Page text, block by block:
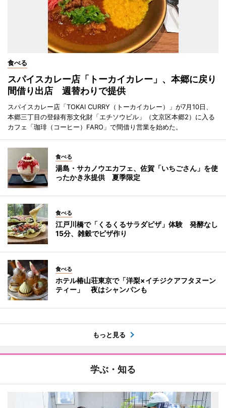
食べる
スパイスカレー店「トーカイカレー」、本郷に戻り
間借り出店 週替わりで提供
スパイスカレー店「TOKAI CURRY（トーカイカレー）」が7月10日、
本郷三丁目の登録有形文化財「エチソウビル」（文京区本郷2）に入る
カフェ「珈琲（コーヒー）FARO」で間借り営業を始めた。
食べる
湯島・サカノウエカフェ、佐賀「いちごさん」を使
ったかき氷提供 夏季限定
食べる
江戸川橋で「くるくるサラダピザ」体験 発酵なし
15分、雑穀でピザ作り
食べる
ホテル椿山荘東京で「洋梨×イチジクアフタヌーン
ティー」 夜はシャンパンも
もっと見る
学ぶ・知る